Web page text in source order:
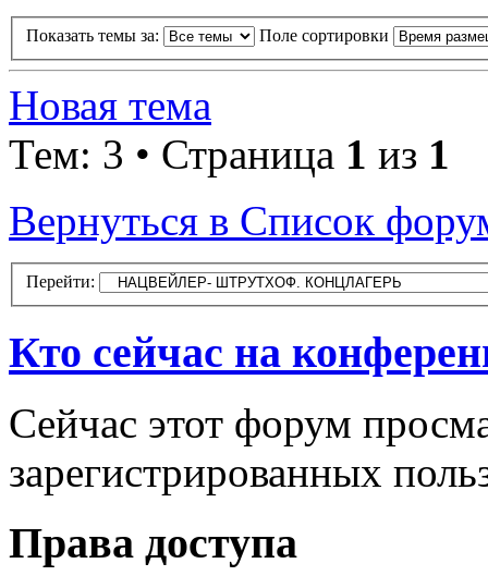
Показать темы за: Поле сортировки
Новая тема
Тем: 3 • Страница 1 из 1
Вернуться в Список
Перейти:
Кто сейчас на
Сейчас этот форум
зарегистрированных
Права доступа